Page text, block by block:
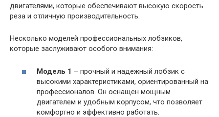
двигателями, которые обеспечивают высокую скорость
реза и отличную производительность.
Несколько моделей профессиональных лобзиков,
которые заслуживают особого внимания:
Модель 1 – прочный и надежный лобзик с
высокими характеристиками, ориентированный на
профессионалов. Он оснащен мощным
двигателем и удобным корпусом, что позволяет
комфортно и эффективно работать.